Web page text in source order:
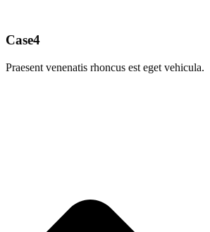
Case4
Praesent venenatis rhoncus est eget vehicula.